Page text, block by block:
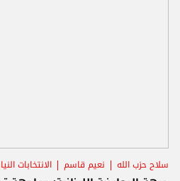
سلاح حزب الله نعيم قاسم الانتخابات